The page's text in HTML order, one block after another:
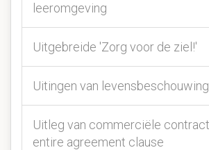
leeromgeving
Uitgebreide 'Zorg voor de ziel!'
Uitingen van
Uitleg van commerciële
entire agreement clause